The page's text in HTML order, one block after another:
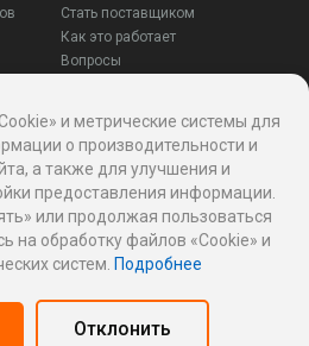
Стать поставщиком
Как это работает
Вопросы
Оставайся на связи
и метрические системы для
о производительности и
а также для улучшения и
предоставления информации.
или продолжая пользоваться
на обработку файлов «Cookie» и
систем. Подробнее
Отклонить